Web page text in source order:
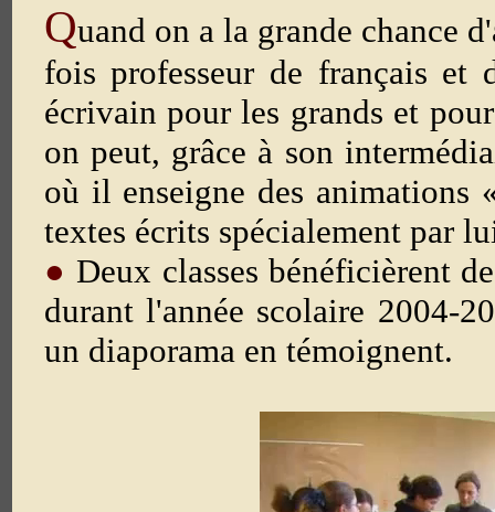
Quand on a la grande chance
fois professeur de français et
écrivain pour les grands et
on peut, grâce à son
où il enseigne des animations
textes écrits spécialement par
● Deux classes bénéficièrent
durant l'année scolaire 2004-
un diaporama en témoignent.